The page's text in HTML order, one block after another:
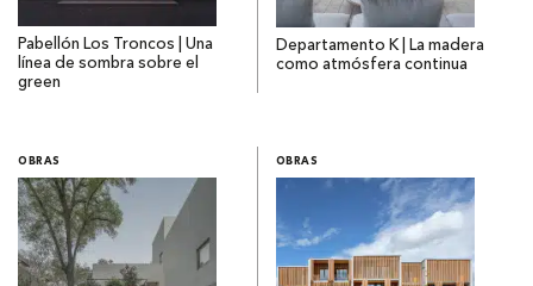
Pabellón Los Troncos | Una
línea de sombra sobre el
green
Departamento K | La madera
como atmósfera continua
OBRAS OBRAS